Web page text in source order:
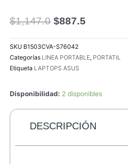
$1,147.0 El
original
era:
$1,147.0.
$887.5
actual
es:
$887.5.
SKU B1503CVA-S76042
Categorías LINEA PORTABLE, PORTATIL
Etiqueta LAPTOPS ASUS
Disponibilidad: 2 disponibles
DESCRIPCIÓN